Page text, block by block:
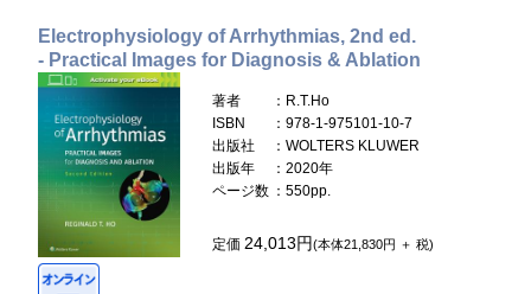
Electrophysiology of Arrhythmias, 2nd ed.
- Practical Images for Diagnosis & Ablation
著者
：R.T.Ho
ISBN
：978-1-975101-10-7
出版社
：WOLTERS KLUWER
出版年
：2020年
ページ数 ：550pp.
定価24,013円(本体21,830円 ＋ 税)